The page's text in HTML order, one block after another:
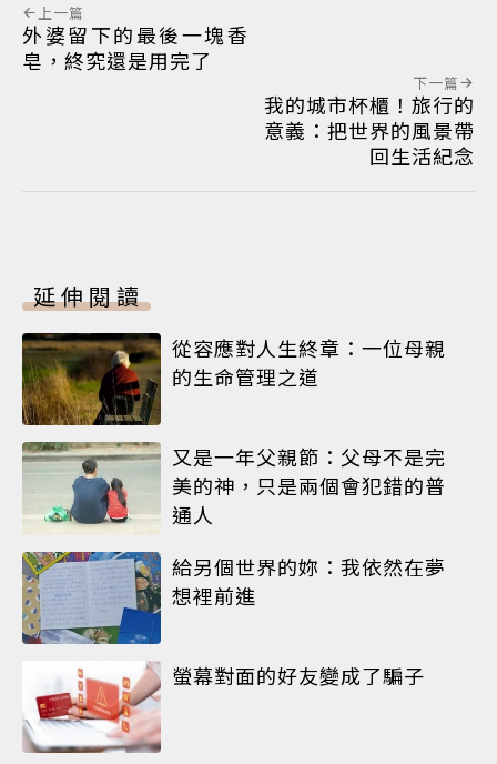
上一篇
外婆留下的最後一塊香
皂，終究還是用完了
下一篇
我的城市杯櫃！旅行的
意義：把世界的風景帶
回生活紀念
延伸閱讀
從容應對人生終章：一位母親
的生命管理之道
又是一年父親節：父母不是完
美的神，只是兩個會犯錯的普
通人
給另個世界的妳：我依然在夢
想裡前進
螢幕對面的好友變成了騙子